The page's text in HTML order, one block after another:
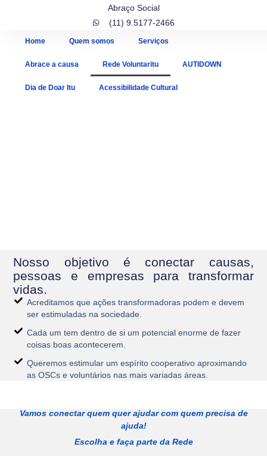
Abraço Social
(11) 9.5177-2466
Home Quem somos Serviços
Abrace a causa Rede Voluntaritu AUTIDOWN
Dia de Doar Itu Acessibilidade Cultural
Nosso objetivo é conectar causas,
pessoas e empresas para transformar
vidas.
Acreditamos que ações transformadoras podem e devem
ser estimuladas na sociedade.
Cada um tem dentro de si um potencial enorme de fazer
coisas boas acontecerem.
Queremos estimular um espírito cooperativo aproximando
as OSCs e voluntários nas mais variadas áreas.
Vamos conectar quem quer ajudar com quem precisa de
ajuda!
Escolha e faça parte da Rede